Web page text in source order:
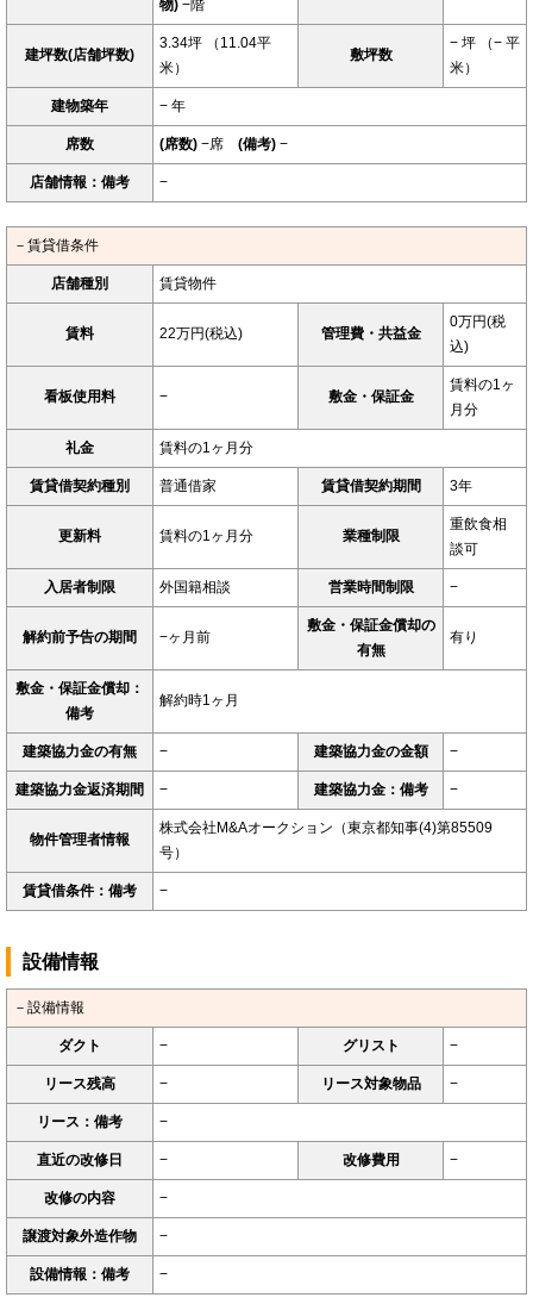
物) −階
建坪数(店舗坪数)
3.34坪 （11.04平
米）
敷坪数
− 坪 （− 平
米）
建物築年 − 年
席数 (席数) −席 (備考) −
店舗情報：備考 −
－賃貸借条件
店舗種別 賃貸物件
賃料 22万円(税込) 管理費・共益金
0万円(税
込)
看板使用料 − 敷金・保証金
賃料の1ヶ
月分
礼金 賃料の1ヶ月分
賃貸借契約種別 普通借家 賃貸借契約期間 3年
更新料 賃料の1ヶ月分 業種制限
重飲食相
談可
入居者制限 外国籍相談 営業時間制限 −
解約前予告の期間 −ヶ月前
敷金・保証金償却の
有無
有り
敷金・保証金償却：
備考
解約時1ヶ月
建築協力金の有無 − 建築協力金の金額 −
建築協力金返済期間 − 建築協力金：備考 −
物件管理者情報
株式会社M&Aオークション（東京都知事(4)第85509
号）
賃貸借条件：備考 −
設備情報
－設備情報
ダクト − グリスト −
リース残高 − リース対象物品 −
リース：備考 −
直近の改修日 − 改修費用 −
改修の内容 −
譲渡対象外造作物 −
設備情報：備考 −